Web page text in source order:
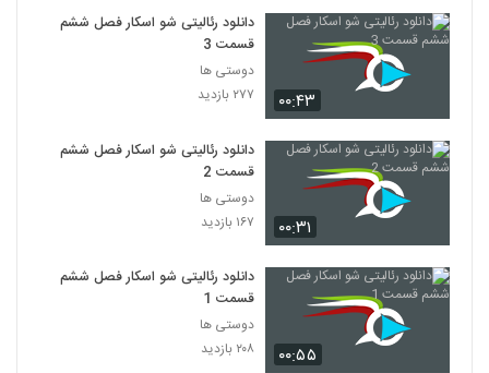
۰۰:۴۳
دانلود رئالیتی شو اسکار فصل ششم
قسمت 3
دوستی ها
۲۷۷ بازدید
۰۰:۳۱
دانلود رئالیتی شو اسکار فصل ششم
قسمت 2
دوستی ها
۱۶۷ بازدید
۰۰:۵۵
دانلود رئالیتی شو اسکار فصل ششم
قسمت 1
دوستی ها
۲۰۸ بازدید